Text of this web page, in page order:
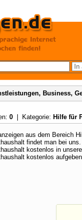
Business,
0 | Kategorie: Hilfe für
aus dem Bereich
findet man bei
kostenlos in
kostenlos